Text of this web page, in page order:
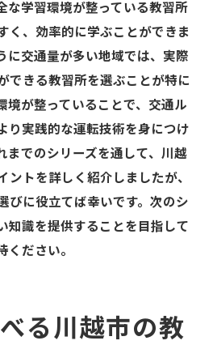
な学習環境が整っている教習所
く、効率的に学ぶことができま
に交通量が多い地域では、実際
できる教習所を選ぶことが特に
境が整っていることで、交通ル
り実践的な運転技術を身につけ
までのシリーズを通して、川越
ントを詳しく紹介しましたが、
びに役立てば幸いです。次のシ
知識を提供することを目指して
ください。
る川越市の教